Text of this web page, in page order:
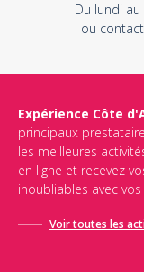
Du lundi
ou
Expérience Côte
principaux
les meilleures
en ligne et recevez
inoubliables avec
Voir toutes les